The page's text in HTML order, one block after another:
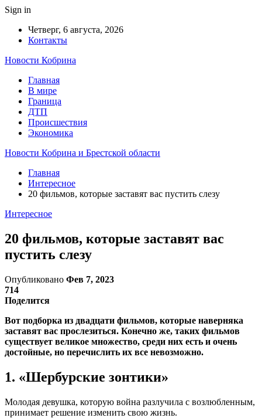
Sign in
Четверг, 6 августа, 2026
Контакты
Новости Кобрина
Главная
В мире
Граница
ДТП
Происшествия
Экономика
Новости Кобрина и Брестской области
Главная
Интересное
20 фильмов, которые заставят вас пустить слезу
Интересное
20 фильмов, которые заставят вас
пустить слезу
Опубликовано Фев 7, 2023
714
Поделится
Вот подборка из двадцати фильмов, которые наверняка
заставят вас прослезиться. Конечно же, таких фильмов
существует великое множество, среди них есть и очень
достойные, но перечислить их все невозможно.
1. «Шербурские зонтики»
Молодая девушка, которую война разлучила с возлюбленным,
принимает решение изменить свою жизнь.